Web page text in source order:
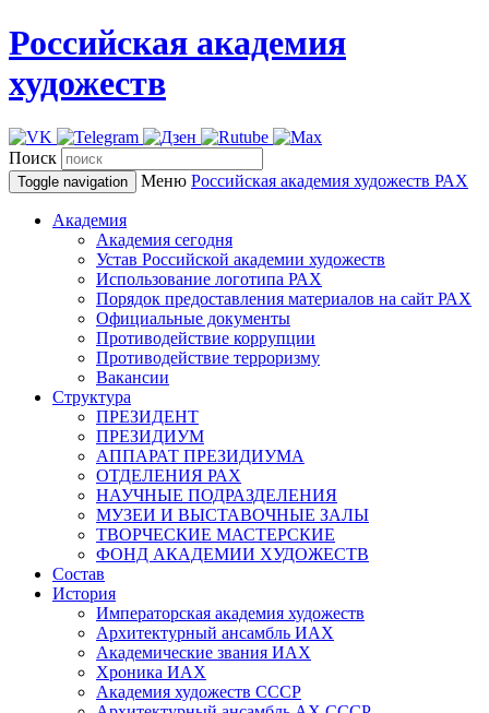
Российская академия
художеств
Поиск
Toggle navigation Меню Российская академия художеств РАХ
Академия
Академия сегодня
Устав Российской академии художеств
Использование логотипа РАХ
Порядок предоставления материалов на сайт РАХ
Официальные документы
Противодействие коррупции
Противодействие терроризму
Вакансии
Структура
ПРЕЗИДЕНТ
ПРЕЗИДИУМ
АППАРАТ ПРЕЗИДИУМА
ОТДЕЛЕНИЯ РАХ
НАУЧНЫЕ ПОДРАЗДЕЛЕНИЯ
МУЗЕИ И ВЫСТАВОЧНЫЕ ЗАЛЫ
ТВОРЧЕСКИЕ МАСТЕРСКИЕ
ФОНД АКАДЕМИИ ХУДОЖЕСТВ
Состав
История
Императорская академия художеств
Архитектурный ансамбль ИАХ
Академические звания ИАХ
Хроника ИАХ
Академия художеств СССР